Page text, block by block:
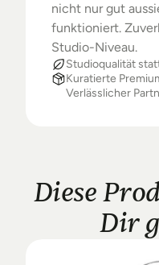
nicht nur gut
funktioniert.
Studio-Niveau.
Studioqualität
Kuratierte
Verlässlicher
Diese
Dir